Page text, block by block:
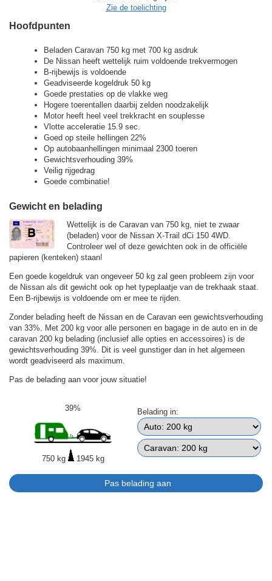
Zie de toelichting
Hoofdpunten
Beladen Caravan 750 kg met 700 kg asdruk
De Nissan heeft wettelijk ruim voldoende trekvermogen
B-rijbewijs is voldoende
Geadviseerde kogeldruk 50 kg
Goede prestaties op de vlakke weg
Hogere toerentallen daarbij zelden noodzakelijk
Motor heeft heel veel trekkracht en souplesse
Vlotte acceleratie 15.9 sec.
Goed op steile hellingen 22%
Op autobaanhellingen minimaal 2300 toeren
Gewichtsverhouding 39%
Veilig rijgedrag
Goede combinatie!
Gewicht en belading
Wettelijk is de Caravan van 750 kg, niet te zwaar
(beladen) voor de Nissan X-Trail dCi 150 4WD.
Controleer wel of deze gewichten ook in de officiële
papieren (kenteken) staan!
Een goede kogeldruk van ongeveer 50 kg zal geen probleem zijn voor
de Nissan als dit gewicht ook op het typeplaatje van de trekhaak staat.
Een B-rijbewijs is voldoende om er mee te rijden.
Zonder belading heeft de Nissan en de Caravan een gewichtsverhouding
van 33%. Met 200 kg voor alle personen en bagage in de auto en in de
caravan 200 kg belading (inclusief alle opties en accessoires) is de
gewichtsverhouding 39%. Dit is veel gunstiger dan in het algemeen
wordt geadviseerd als maximum.
Pas de belading aan voor jouw situatie!
39%
750 kg 1945 kg
Belading in: